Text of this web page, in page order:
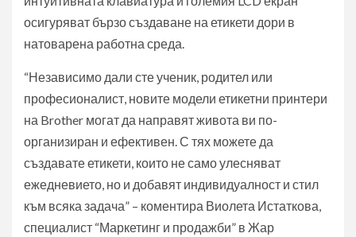
осигуряват бързо създаване на етикети дори в
натоварена работна среда.
“Независимо дали сте ученик, родител или
професионалист, новите модели етикетни принтери
на Brother могат да направят живота ви по-
организиран и ефективен. С тях можете да
създавате етикети, които не само улесняват
ежедневието, но и добавят индивидуалност и стил
към всяка задача” – коментира Виолета Истаткова,
специалист “Маркетинг и продажби” в Жар